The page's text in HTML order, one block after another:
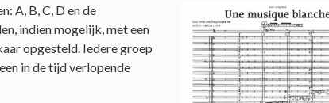
A, B, C, D en de
indien mogelijk, met een
opgesteld. Iedere groep
in de tijd verlopende